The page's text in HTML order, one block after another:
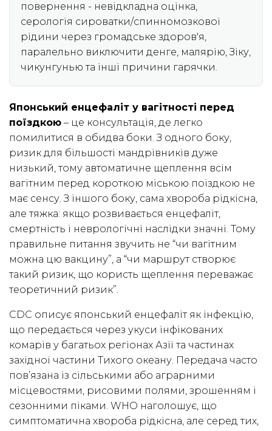
повернення - невідкладна оцінка,
серологія сироватки/спинномозкової
рідини через громадське здоров'я,
паралельно виключити денге, малярію, Зіку,
чикунгунью та інші причини гарячки.
Японський енцефаліт у вагітності перед
поїздкою – це консультація, де легко
помилитися в обидва боки. З одного боку,
ризик для більшості мандрівників дуже
низький, тому автоматичне щеплення всім
вагітним перед короткою міською поїздкою не
має сенсу. З іншого боку, сама хвороба рідкісна,
але тяжка: якщо розвивається енцефаліт,
смертність і неврологічні наслідки значні. Тому
правильне питання звучить не “чи вагітним
можна цю вакцину”, а “чи маршрут створює
такий ризик, що користь щеплення переважає
теоретичний ризик”.
CDC описує японський енцефаліт як інфекцію,
що передається через укуси інфікованих
комарів у багатьох регіонах Азії та частинах
західної частини Тихого океану. Передача часто
пов’язана із сільськими або аграрними
місцевостями, рисовими полями, зрошенням і
сезонними піками. WHO наголошує, що
симптоматична хвороба рідкісна, але серед тих,